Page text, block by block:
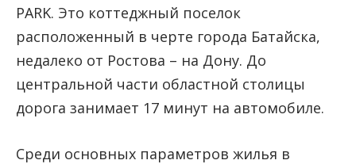
PARK. Это коттеджный поселок
расположенный в черте города Батайска,
недалеко от Ростова – на Дону. До
центральной части областной столицы
дорога занимает 17 минут на автомобиле.
Среди основных параметров жилья в